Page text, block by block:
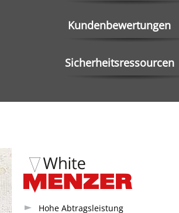
Kundenbewertungen
Sicherheitsressourcen
Hohe Abtragsleistung